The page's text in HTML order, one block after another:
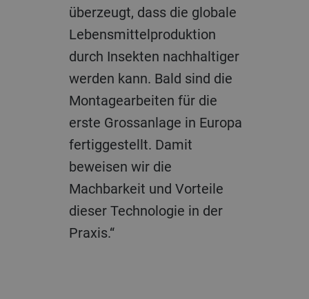
überzeugt, dass die globale
Lebensmittelproduktion
durch Insekten nachhaltiger
werden kann. Bald sind die
Montagearbeiten für die
erste Grossanlage in Europa
fertiggestellt. Damit
beweisen wir die
Machbarkeit und Vorteile
dieser Technologie in der
Praxis.“